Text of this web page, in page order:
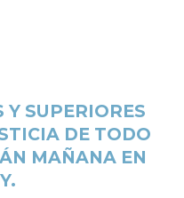
Y SUPERIORES
DE TODO
MAÑANA EN